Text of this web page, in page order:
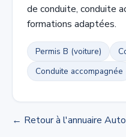
de conduite, conduite
formations adaptées.
Permis B (voiture)
Conduite accompagnée
← Retour à l'annuaire